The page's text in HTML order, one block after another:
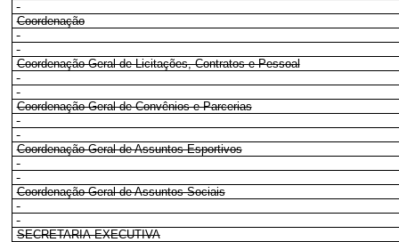
Coordenação
Coordenação-Geral de Licitações, Contratos e Pessoal
Coordenação-Geral de Convênios e Parcerias
Coordenação-Geral de Assuntos Esportivos
Coordenação-Geral de Assuntos Sociais
SECRETARIA-EXECUTIVA